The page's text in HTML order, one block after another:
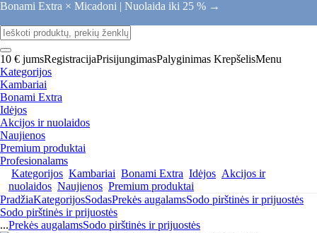
Bonami Extra × Micadoni | Nuolaida iki 25 % →
10 € jumsRegistracijaPrisijungimasPalyginimas KrepšelisMenu
Kategorijos
Kambariai
Bonami Extra
Idėjos
Akcijos ir nuolaidos
Naujienos
Premium produktai
Profesionalams
Kategorijos Kambariai Bonami Extra Idėjos Akcijos ir
nuolaidos Naujienos Premium produktai
PradžiaKategorijosSodasPrekės augalamsSodo pirštinės ir prijuostės
Sodo pirštinės ir prijuostės
...Prekės augalamsSodo pirštinės ir prijuostės